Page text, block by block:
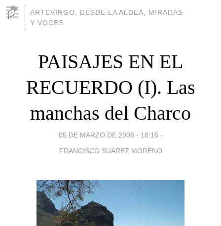
ARTEVIRGO, DESDE LA ALDEA, MIRADAS
Y VOCES
PAISAJES EN EL
RECUERDO (I). Las
manchas del Charco
05 DE MARZO DE 2006 - 18:16 -
FRANCISCO SUÁREZ MORENO